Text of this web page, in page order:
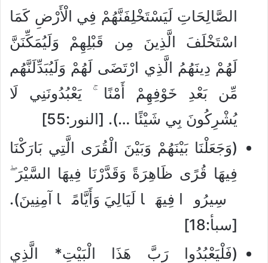
الصَّالِحَاتِ لَيَسْتَخْلِفَنَّهُمْ فِي الْأَرْضِ كَمَا
اسْتَخْلَفَ الَّذِينَ مِن قَبْلِهِمْ وَلَيُمَكِّنَنَّ
لَهُمْ دِينَهُمُ الَّذِي ارْتَضَى لَهُمْ وَلَيُبَدِّلَنَّهُم
مِّن بَعْدِ خَوْفِهِمْ أَمْنًا ۚ يَعْبُدُونَنِي لَا
يُشْرِكُونَ بِي شَيْئًا …). [النور:55]
(وَجَعَلْنَا بَيْنَهُمْ وَبَيْنَ الْقُرَى الَّتِي بَارَكْنَا
فِيهَا قُرًى ظَاهِرَةً وَقَدَّرْنَا فِيهَا السَّيْرَ ۖ
سِيرُوا فِيهَا لَيَالِيَ وَأَيَّامًا آمِنِينَ).
[سبأ:18]
(فَلْيَعْبُدُوا رَبَّ هَذَا الْبَيْتِ* الَّذِي